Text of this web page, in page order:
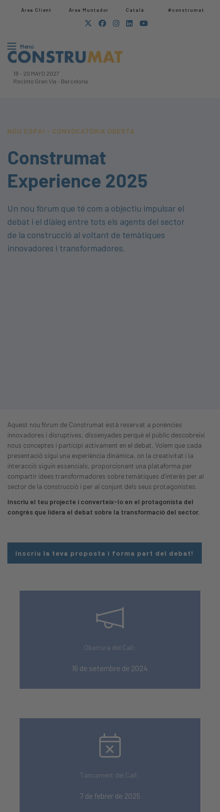
Àrea Client Àrea Muntador​ Català #construmat
Menú
18 - 20 MAYO 2027
Recinto Gran Via - Barcelona
NOU ESPAI - CONVOCATÒRIA OBERTA
Construmat
Experience 2025
Un nou fòrum que té com a objectiu impulsar el
debat i el diàleg entre tots els agents del sector
de la construcció al voltant de temàtiques
innovadores i transformadores.
Aquest nou fòrum de Construmat està reservat a ponències
innovadores i disruptives, dissenyades perquè el públic descobreixi
nous conceptes i participi activament en el debat. Volem que cada
presentació sigui una experiència dinàmica, on la creativitat i la
interacció siguin essencials, proporcionant una plataforma per
compartir idees transformadores sobre temàtiques d’interès per al
sector de la construcció i per al conjunt dels seus protagonistes.
Inscriu el teu projecte i converteix-lo en el protagonista del
congrés que lidera el debat sobre la transformació del sector.
Inscriu la teva proposta i forma part del debat!
Obertura del Call:
16 de setembre de 2024
Tancament del Call:
7 de febrer de 2025